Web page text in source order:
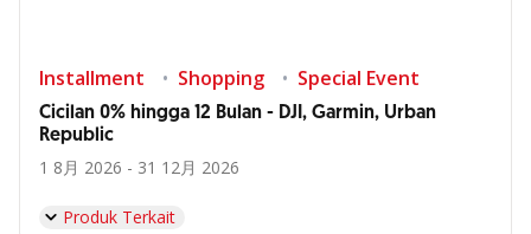
Installment Shopping Special Event
Cicilan 0% hingga 12 Bulan - DJI, Garmin, Urban
Republic
1 8月 2026 - 31 12月 2026
Produk Terkait